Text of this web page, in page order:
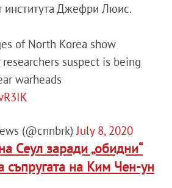
института Джефри Люис.
of North Korea show
suspect is being
warheads
(@cnnbrk)July 8, 2020
Сеул заради „обидни“
съпругата на Ким Чен-ун